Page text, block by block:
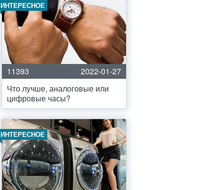
ИНТЕРЕСНОЕ
11393
2022-01-27
Что лучше, аналоговые или
цифровые часы?
ИНТЕРЕСНОЕ